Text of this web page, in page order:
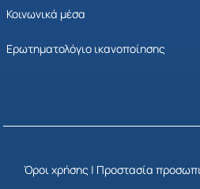
Κοινωνικά μέσα
Ερωτηματολόγιο ικανοποίησης
Όροι χρήσης | Προστασία